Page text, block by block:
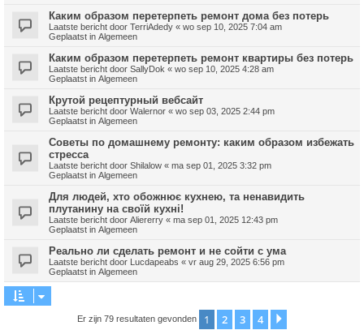
Каким образом перетерпеть ремонт дома без потерь
Laatste bericht door TerriAdedy « wo sep 10, 2025 7:04 am
Geplaatst in Algemeen
Каким образом перетерпеть ремонт квартиры без потерь
Laatste bericht door SallyDok « wo sep 10, 2025 4:28 am
Geplaatst in Algemeen
Крутой рецептурный вебсайт
Laatste bericht door Walernor « wo sep 03, 2025 2:44 pm
Geplaatst in Algemeen
Советы по домашнему ремонту: каким образом избежать
стресса
Laatste bericht door Shilalow « ma sep 01, 2025 3:32 pm
Geplaatst in Algemeen
Для людей, хто обожнює кухнею, та ненавидить
плутанину на своїй кухні!
Laatste bericht door Aliererry « ma sep 01, 2025 12:43 pm
Geplaatst in Algemeen
Реально ли сделать ремонт и не сойти с ума
Laatste bericht door Lucdapeabs « vr aug 29, 2025 6:56 pm
Geplaatst in Algemeen
Er zijn 79 resultaten gevonden 1 2 3 4